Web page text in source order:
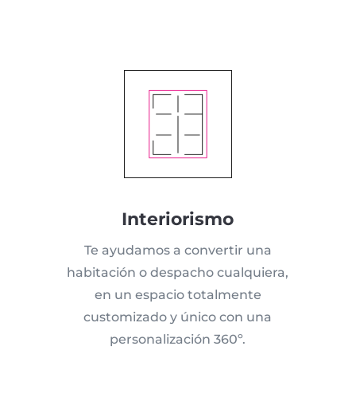
Interiorismo
Te ayudamos a convertir una
habitación o despacho cualquiera,
en un espacio totalmente
customizado y único con una
personalización 360º.